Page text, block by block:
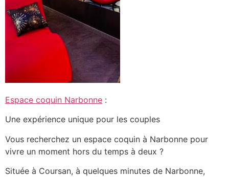
Espace coquin Narbonne :
Une expérience unique pour les couples
Vous recherchez un espace coquin à Narbonne pour
vivre un moment hors du temps à deux ?
Située à Coursan, à quelques minutes de Narbonne,